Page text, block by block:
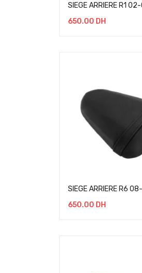
SIEGE ARRIERE R1
650.00 DH
SIEGE ARRIERE R6 08-
650.00 DH